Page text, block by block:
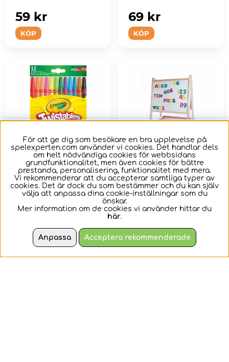
KÖP
59 kr
KÖP
69 kr
Crayola Skruvbara
Kritor 12 st
Dessa vaxkritor är
slitstarkt plasthölje för
att fö...
Engelhart
Education School
Whiteboard &
Blackboard
Lek och lär med denna
tavla från Engelhart
För att ge dig som besökare en bra upplevelse på
spelexperten.com använder vi cookies. Det handlar dels
om helt nödvändiga cookies för webbsidans
grundfunktionalitet, men även cookies för bättre
prestanda, personalisering, funktionalitet med mera.
Vi rekommenderar att du accepterar samtliga typer av
cookies. Det är dock du som bestämmer och du kan själv
välja att anpassa dina cookie-inställningar som du
önskar.
Mer information om de cookies vi använder hittar du
här.
Anpassa Acceptera rekommenderade